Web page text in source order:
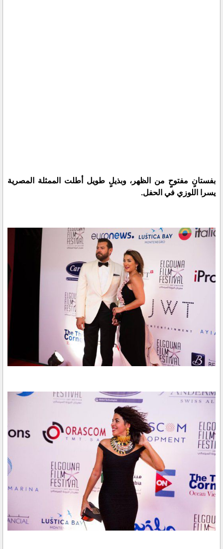
بفستانٍ مفتوحٍ من الظهر، وبذيلٍ طويل أطلت الممثلة المصرية
يسرا اللوزي في الحفل.